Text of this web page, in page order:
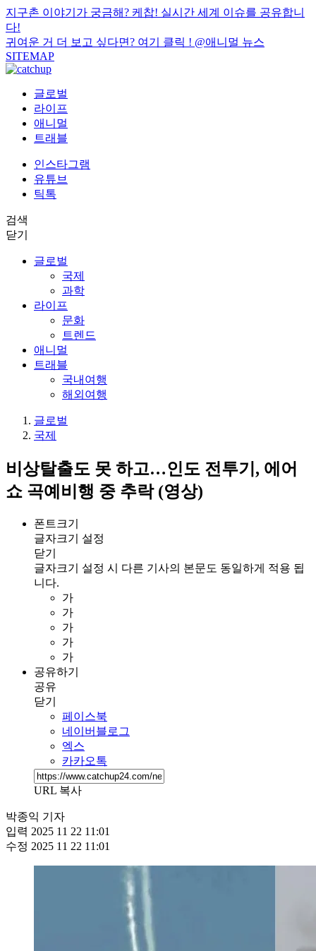
지구촌 이야기가 궁금해? 케찹! 실시간 세계 이슈를 공유합니
다!
귀여운 거 더 보고 싶다면? 여기 클릭 ! @애니멀 뉴스
SITEMAP
글로벌
라이프
애니멀
트래블
인스타그램
유튜브
틱톡
검색
닫기
글로벌
국제
과학
라이프
문화
트렌드
애니멀
트래블
국내여행
해외여행
글로벌
국제
비상탈출도 못 하고…인도 전투기, 에어
쇼 곡예비행 중 추락 (영상)
폰트크기
글자크기 설정
닫기
글자크기 설정 시 다른 기사의 본문도 동일하게 적용 됩
니다.
가
가
가
가
가
공유하기
공유
닫기
페이스북
네이버블로그
엑스
카카오톡
URL 복사
박종익 기자
입력 2025 11 22 11:01
수정 2025 11 22 11:01